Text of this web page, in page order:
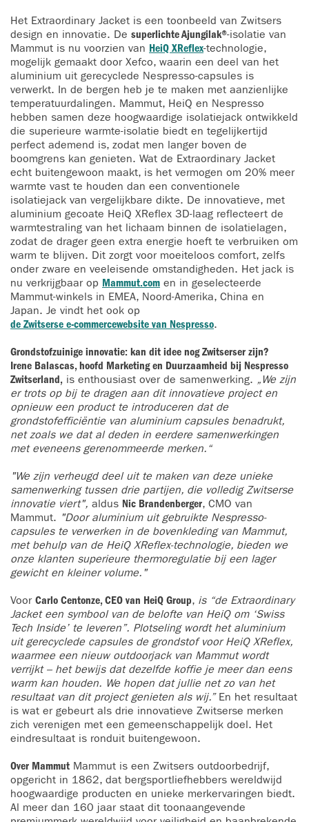
Het Extraordinary Jacket is een toonbeeld van Zwitsers
design en innovatie. De superlichte Ajungilak®-isolatie van
Mammut is nu voorzien van HeiQ XReflex-technologie,
mogelijk gemaakt door Xefco, waarin een deel van het
aluminium uit gerecyclede Nespresso-capsules is
verwerkt. In de bergen heb je te maken met aanzienlijke
temperatuurdalingen. Mammut, HeiQ en Nespresso
hebben samen deze hoogwaardige isolatiejack ontwikkeld
die superieure warmte-isolatie biedt en tegelijkertijd
perfect ademend is, zodat men langer boven de
boomgrens kan genieten. Wat de Extraordinary Jacket
echt buitengewoon maakt, is het vermogen om 20% meer
warmte vast te houden dan een conventionele
isolatiejack van vergelijkbare dikte. De innovatieve, met
aluminium gecoate HeiQ XReflex 3D-laag reflecteert de
warmtestraling van het lichaam binnen de isolatielagen,
zodat de drager geen extra energie hoeft te verbruiken om
warm te blijven. Dit zorgt voor moeiteloos comfort, zelfs
onder zware en veeleisende omstandigheden. Het jack is
nu verkrijgbaar op Mammut.com en in geselecteerde
Mammut-winkels in EMEA, Noord-Amerika, China en
Japan. Je vindt het ook op
de Zwitserse e-commercewebsite van Nespresso.
Grondstofzuinige innovatie: kan dit idee nog Zwitserser zijn?
Irene Balascas, hoofd Marketing en Duurzaamheid bij Nespresso
Zwitserland, is enthousiast over de samenwerking. „We zijn
er trots op bij te dragen aan dit innovatieve project en
opnieuw een product te introduceren dat de
grondstofefficiëntie van aluminium capsules benadrukt,
net zoals we dat al deden in eerdere samenwerkingen
met eveneens gerenommeerde merken.“
"We zijn verheugd deel uit te maken van deze unieke
samenwerking tussen drie partijen, die volledig Zwitserse
innovatie viert", aldus Nic Brandenberger, CMO van
Mammut. "Door aluminium uit gebruikte Nespresso-
capsules te verwerken in de bovenkleding van Mammut,
met behulp van de HeiQ XReflex-technologie, bieden we
onze klanten superieure thermoregulatie bij een lager
gewicht en kleiner volume."
Voor Carlo Centonze, CEO van HeiQ Group, is “de Extraordinary
Jacket een symbool van de belofte van HeiQ om ‘Swiss
Tech Inside’ te leveren”. Plotseling wordt het aluminium
uit gerecyclede capsules de grondstof voor HeiQ XReflex,
waarmee een nieuw outdoorjack van Mammut wordt
verrijkt – het bewijs dat dezelfde koffie je meer dan eens
warm kan houden. We hopen dat jullie net zo van het
resultaat van dit project genieten als wij.”En het resultaat
is wat er gebeurt als drie innovatieve Zwitserse merken
zich verenigen met een gemeenschappelijk doel. Het
eindresultaat is ronduit buitengewoon.
Over Mammut Mammut is een Zwitsers outdoorbedrijf,
opgericht in 1862, dat bergsportliefhebbers wereldwijd
hoogwaardige producten en unieke merkervaringen biedt.
Al meer dan 160 jaar staat dit toonaangevende